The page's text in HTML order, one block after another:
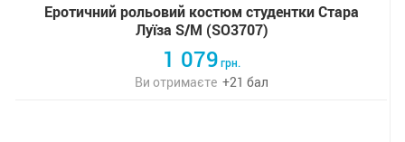
Еротичний рольовий костюм студентки Стара
Луїза S/M (SO3707)
1 079грн.
Ви отримаєте +21 бал